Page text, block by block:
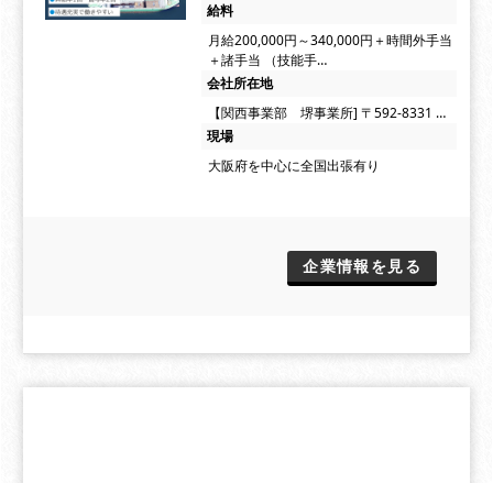
給料
月給200,000円～340,000円＋時間外手当
＋諸手当 （技能手…
会社所在地
【関西事業部 堺事業所] 〒592-8331 …
現場
大阪府を中心に全国出張有り
企業情報を見る